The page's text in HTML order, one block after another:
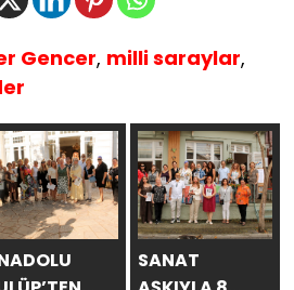
Gencer, milli saraylar,
SANAT